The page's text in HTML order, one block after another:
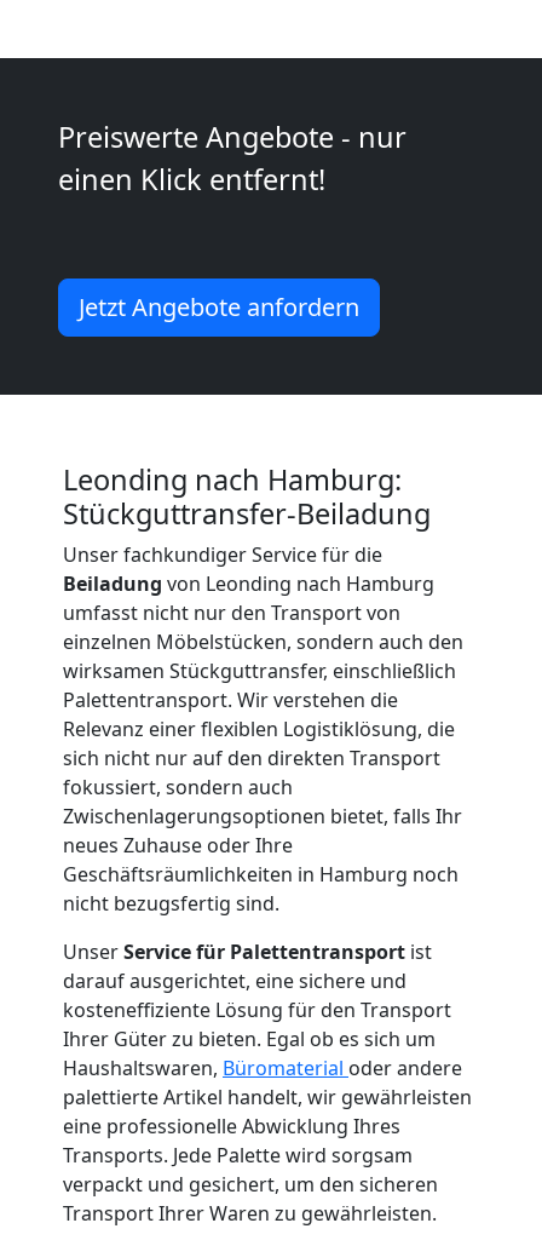
Preiswerte Angebote - nur
einen Klick entfernt!
Jetzt Angebote anfordern
Leonding nach Hamburg:
Stückguttransfer-Beiladung
Unser fachkundiger Service für die
Beiladung von Leonding nach Hamburg
umfasst nicht nur den Transport von
einzelnen Möbelstücken, sondern auch den
wirksamen Stückguttransfer, einschließlich
Palettentransport. Wir verstehen die
Relevanz einer flexiblen Logistiklösung, die
sich nicht nur auf den direkten Transport
fokussiert, sondern auch
Zwischenlagerungsoptionen bietet, falls Ihr
neues Zuhause oder Ihre
Geschäftsräumlichkeiten in Hamburg noch
nicht bezugsfertig sind.
UnserService für Palettentransport ist
darauf ausgerichtet, eine sichere und
kosteneffiziente Lösung für den Transport
Ihrer Güter zu bieten. Egal ob es sich um
Haushaltswaren, Büromaterial oder andere
palettierte Artikel handelt, wir gewährleisten
eine professionelle Abwicklung Ihres
Transports. Jede Palette wird sorgsam
verpackt und gesichert, um den sicheren
Transport Ihrer Waren zu gewährleisten.
Möbeltransport
International
Beiladung
National
International
Internationaler
Umzug
Nationaler
Umzug